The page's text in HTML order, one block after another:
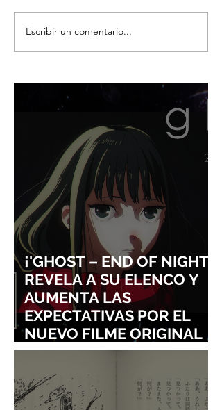
¡'GHOST – END OF
NIGHT' REVELA A SU
NUEVO FILME ORIGINAL
DE SHINGO NATSUME!
Escribir un comentario...
¡'GHOST – END OF NIGHT'
REVELA A SU ELENCO Y
AUMENTA LAS
EXPECTATIVAS POR EL
NUEVO FILME ORIGINAL
DE SHINGO NATSUME!